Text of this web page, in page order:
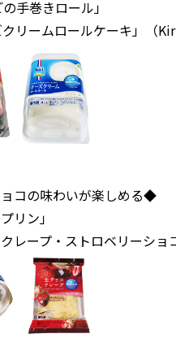
の手巻きロール」
クリームロールケーキ」（
コの味わいが楽しめる◆
リン」
クレープ・ストロベリーショ